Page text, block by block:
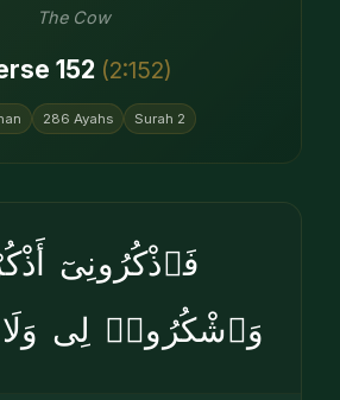
The Cow
152 (2:152)
286 Ayahs Surah 2
فَٱذْكُرُونِىٓ
وَٱشْكُرُوا۟ لِى وَلَا